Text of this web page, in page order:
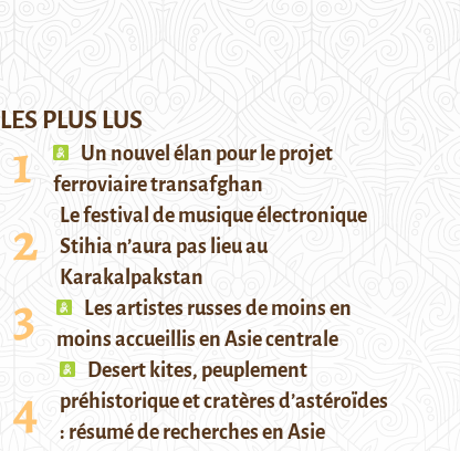
LES PLUS LUS
Un nouvel élan pour le projet
ferroviaire transafghan
Le festival de musique électronique
Stihia n’aura pas lieu au
Karakalpakstan
Les artistes russes de moins en
moins accueillis en Asie centrale
Desert kites, peuplement
préhistorique et cratères d’astéroïdes
: résumé de recherches en Asie